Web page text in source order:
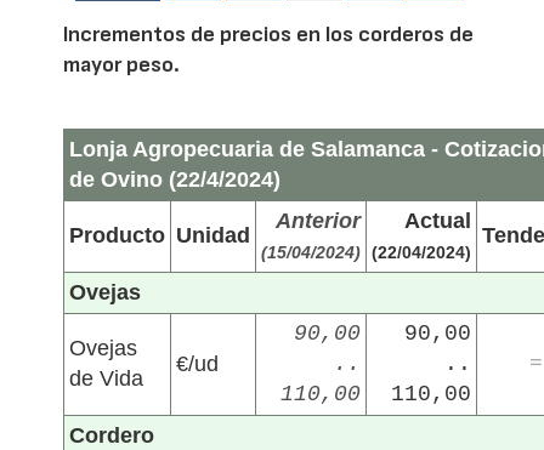
Incrementos de precios en los corderos de
mayor peso.
Lonja Agropecuaria de Salamanca -
de Ovino (22/4/2024)
Producto Unidad
Anterior
(15/04/2024)
Actual
(22/04/2024)
Ovejas
Ovejas
de Vida
€/ud
90,00
..
110,00
90,00
..
110,00
=
Cordero